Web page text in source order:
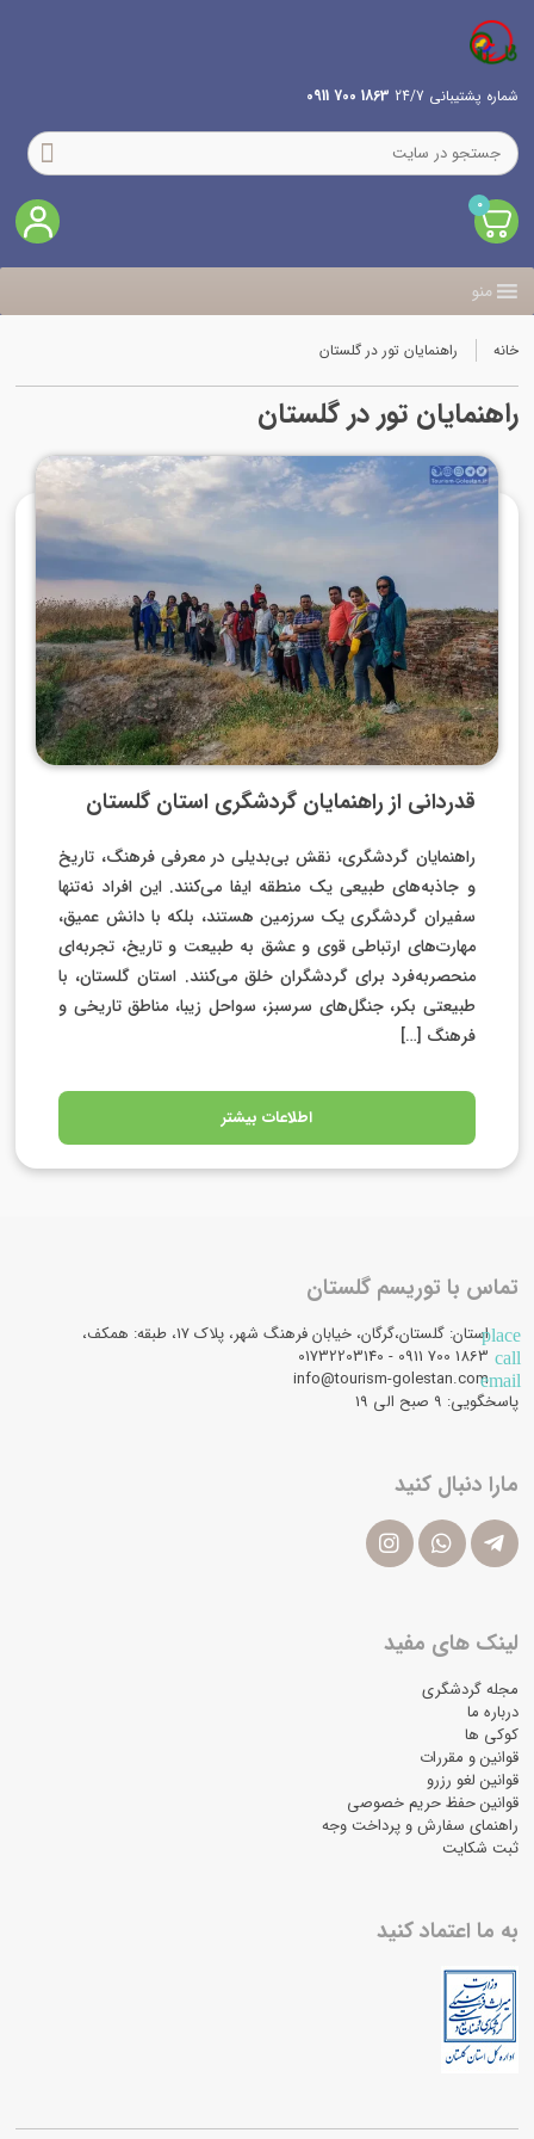
شماره پشتیبانی 24/7 1863 700 0911
0
منو
خانه راهنمایان تور در گلستان
راهنمایان تور در گلستان
قدردانی از راهنمایان گردشگری استان گلستان
راهنمایان گردشگری، نقش بی‌بدیلی در معرفی فرهنگ، تاریخ
و جاذبه‌های طبیعی یک منطقه ایفا می‌کنند. این افراد نه‌تنها
سفیران گردشگری یک سرزمین هستند، بلکه با دانش عمیق،
مهارت‌های ارتباطی قوی و عشق به طبیعت و تاریخ، تجربه‌ای
منحصربه‌فرد برای گردشگران خلق می‌کنند. استان گلستان، با
طبیعتی بکر، جنگل‌های سرسبز، سواحل زیبا، مناطق تاریخی و
فرهنگ […]
اطلاعات بیشتر
تماس با توریسم گلستان
placeاستان: گلستان،گرگان، خیابان فرهنگ شهر، پلاک 17، طبقه: همکف،
call
email
info@tourism-golestan.com
پاسخگویی: ۹ صبح الی 19
مارا دنبال کنید
لینک های مفید
مجله گردشگری
درباره ما
کوکی ها
قوانین و مقررات
قوانین لغو رزرو
قوانین حفظ حریم خصوصی
راهنمای سفارش و پرداخت وجه
ثبت شکایت
به ما اعتماد کنید